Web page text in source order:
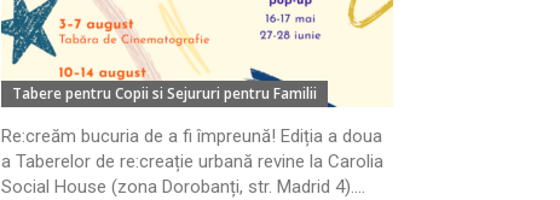
Tabere pentru Copii si Sejururi pentru Familii
Re:creăm bucuria de a fi împreună! Ediția a doua
a Taberelor de re:creație urbană revine la Carolia
Social House (zona Dorobanți, str. Madrid 4)....